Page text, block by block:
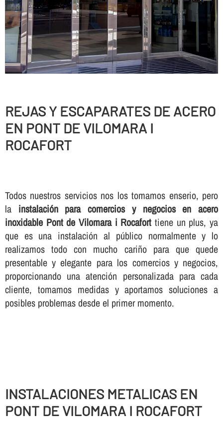
REJAS Y ESCAPARATES DE ACERO
EN PONT DE VILOMARA I
ROCAFORT
Todos nuestros servicios nos los tomamos enserio, pero
la instalación para comercios y negocios en acero
inoxidable Pont de Vilomara i Rocafort tiene un plus, ya
que es una instalación al público normalmente y lo
realizamos todo con mucho cariño para que quede
presentable y elegante para los comercios y negocios,
proporcionando una atención personalizada para cada
cliente, tomamos medidas y aportamos soluciones a
posibles problemas desde el primer momento.
INSTALACIONES METALICAS EN
PONT DE VILOMARA I ROCAFORT